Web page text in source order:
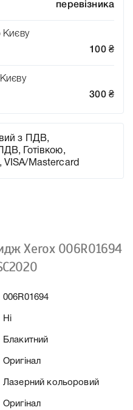
перевізника
Києву
100 ₴
300 ₴
з ПДВ,
Готівкою,
VISA/Mastercard
Xerox 006R01694
006R01694
Ні
Блакитний
Оригінал
Лазерний кольоровий
Оригінал